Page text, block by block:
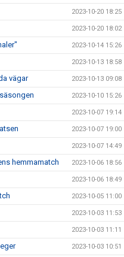
2023-10-20 18:25
2023-10-20 18:02
2023-10-14 15:26
2023-10-13 18:58
vägar 2023-10-13 09:08
2023-10-10 15:26
2023-10-07 19:14
2023-10-07 19:00
2023-10-07 14:49
hemmamatch 2023-10-06 18:56
2023-10-06 18:49
2023-10-05 11:00
2023-10-03 11:53
2023-10-03 11:11
2023-10-03 10:51